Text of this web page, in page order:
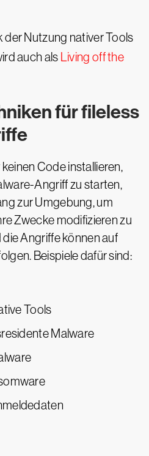
der Nutzung nativer Tools
auch als Living off the
für fileless
Code installieren,
Angriff zu starten,
zur Umgebung, um
Zwecke modifizieren zu
Angriffe können auf
Beispiele dafür sind:
Tools
Malware